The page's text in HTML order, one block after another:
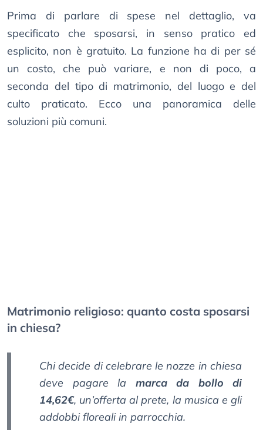
Prima di parlare di spese nel dettaglio, va
specificato che sposarsi, in senso pratico ed
esplicito, non è gratuito. La funzione ha di per sé
un costo, che può variare, e non di poco, a
seconda del tipo di matrimonio, del luogo e del
culto praticato. Ecco una panoramica delle
soluzioni più comuni.
Matrimonio religioso: quanto costa sposarsi
in chiesa?
Chi decide di celebrare le nozze in chiesa
deve pagare la marca da bollo di
14,62€, un’offerta al prete, la musica e gli
addobbi floreali in parrocchia.